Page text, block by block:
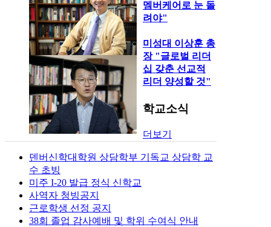
멤버케어로 눈 돌
려야"
미성대 이상훈 총
장 "글로벌 리더
십 갖춘 선교적
리더 양성할 것"
학교소식
더보기
덴버신학대학원 상담학부 기독교 상담학 교
수 초빙
미주 I-20 발급 정식 신학교
사역자 청빙공지
근로학생 선정 공지
38회 졸업 감사예배 및 학위 수여식 안내